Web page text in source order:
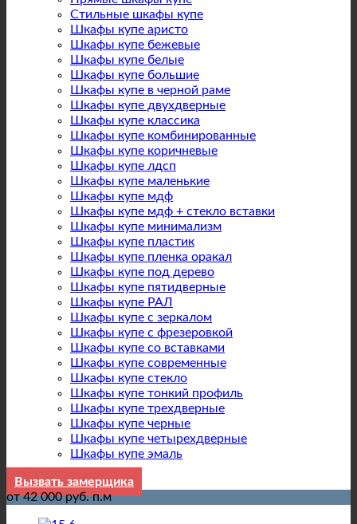
Стильные шкафы купе
Шкафы купе аристо
Шкафы купе бежевые
Шкафы купе белые
Шкафы купе большие
Шкафы купе в черной раме
Шкафы купе двухдверные
Шкафы купе классика
Шкафы купе комбинированные
Шкафы купе коричневые
Шкафы купе лдсп
Шкафы купе маленькие
Шкафы купе мдф
Шкафы купе мдф + стекло вставки
Шкафы купе минимализм
Шкафы купе пластик
Шкафы купе пленка оракал
Шкафы купе под дерево
Шкафы купе пятидверные
Шкафы купе РАЛ
Шкафы купе с зеркалом
Шкафы купе с фрезеровкой
Шкафы купе со вставками
Шкафы купе современные
Шкафы купе стекло
Шкафы купе тонкий профиль
Шкафы купе трехдверные
Шкафы купе черные
Шкафы купе четырехдверные
Шкафы купе эмаль
Вызвать замерщика
от 42 000 руб. п.м